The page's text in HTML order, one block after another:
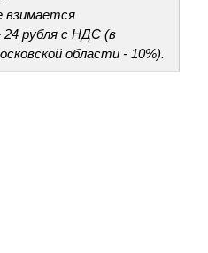
взимается
24 рубля с НДС (в
области - 10%).